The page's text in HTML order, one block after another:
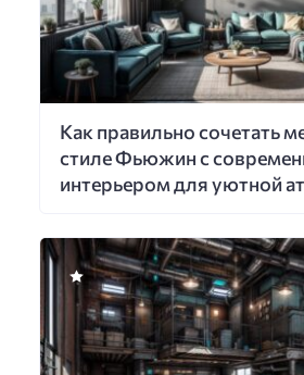
Как правильно сочетать
стиле Фьюжин с
интерьером для уютной